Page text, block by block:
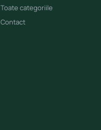
Toate categoriile
Contact